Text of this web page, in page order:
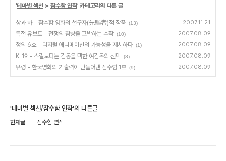
'테마별 섹션 > 잠수함 연작' 카테고리의 다른 글
상과 하 - 잠수함 영화의 선구자(先驅者)적 작품 (13) 2007.11.21
특전 유보트 - 전쟁의 참상을 고발하는 수작 (10) 2007.08.09
청의 6호 - 디지털 애니메이션의 가능성을 제시하다 (1) 2007.08.09
K-19 - 스릴보다는 감동을 택한 여감독의 선택 (8) 2007.08.09
유령 - 한국영화의 기술력이 만들어낸 잠수함 1호 (9) 2007.08.09
'테마별 섹션/잠수함 연작'의 다른글
현재글 잠수함 연작